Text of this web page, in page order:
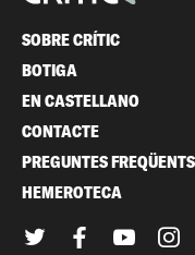
SOBRE CRÍTIC
BOTIGA
EN CASTELLANO
CONTACTE
PREGUNTES FREQÜENTS
HEMEROTECA
Twitter